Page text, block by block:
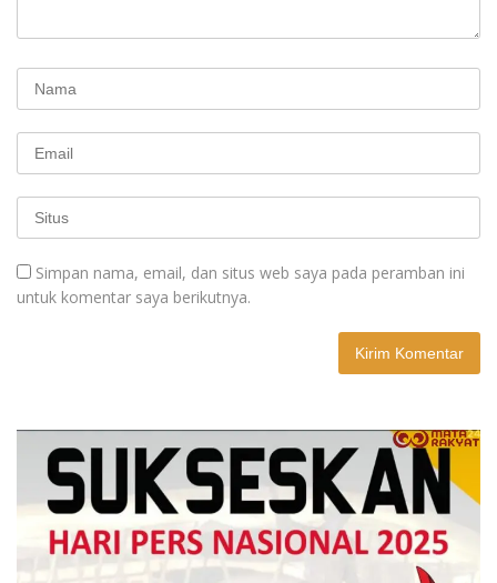
Simpan nama, email, dan situs web saya pada peramban ini
untuk komentar saya berikutnya.